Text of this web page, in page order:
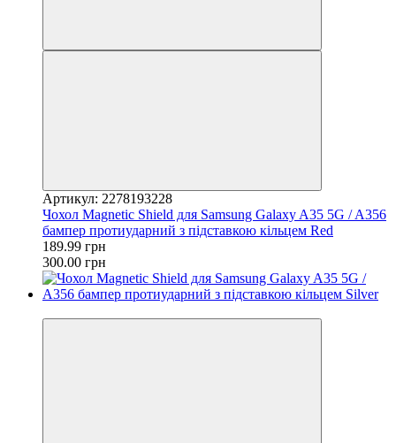
Артикул: 2278193228
Чохол Magnetic Shield для Samsung Galaxy A35 5G / A356
бампер протиударний з підставкою кільцем Red
189.99 грн
300.00 грн